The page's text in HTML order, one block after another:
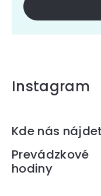
Instagram
Zápätie
Kde nás
Prevádzkové
hodiny